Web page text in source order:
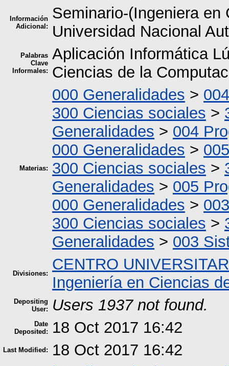
Información
Adicional:
Seminario-(Ingeniera
Universidad Nacional
Palabras
Clave
Informales:
Aplicación Informática
Ciencias de la
Materias:
000 Generalidades >
300 Ciencias sociales >
Generalidades > 004
000 Generalidades >
300 Ciencias sociales >
Generalidades > 005
000 Generalidades >
300 Ciencias sociales >
Generalidades > 003
Divisiones:
CENTRO
Ingeniería en Ciencias
Depositing
User:
Users 1937 not found.
Date
Deposited:
18 Oct 2017 16:42
Last Modified: 18 Oct 2017 16:42